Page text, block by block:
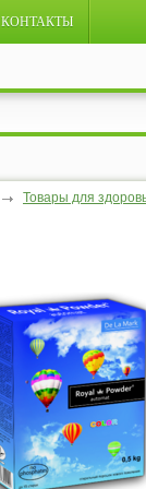
КОНТАКТЫ
Товары для